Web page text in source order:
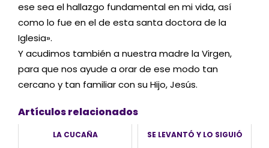
ese sea el hallazgo fundamental en mi vida, así
como lo fue en el de esta santa doctora de la
Iglesia».
Y acudimos también a nuestra madre la Virgen,
para que nos ayude a orar de ese modo tan
cercano y tan familiar con su Hijo, Jesús.
Artículos relacionados
LA CUCAÑA SE LEVANTÓ Y LO SIGUIÓ